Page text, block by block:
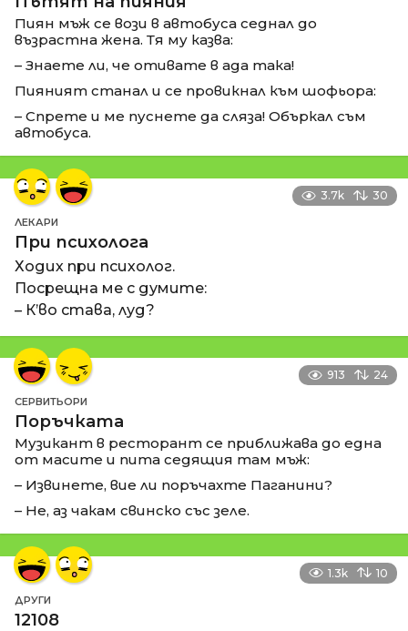
Пиян мъж се вози в автобуса седнал до
възрастна жена. Тя му казва:
– Знаете ли, че отивате в ада така!
Пияният станал и се провикнал към шофьора:
– Спрете и ме пуснете да сляза! Объркал съм
автобуса.
3.7k 30
ЛЕКАРИ
При психолога
Ходих при психолог.
Посрещна ме с думите:
– К’во става, луд?
913 24
СЕРВИТЬОРИ
Поръчката
Музикант в ресторант се приближава до една
от масите и пита седящия там мъж:
– Извинете, вие ли поръчахте Паганини?
– Не, аз чакам свинско със зеле.
1.3k 10
ДРУГИ
12108